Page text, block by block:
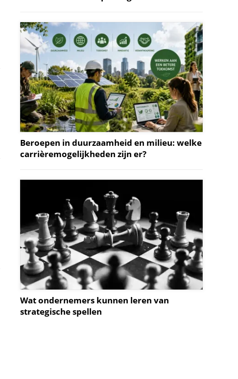
Beroepen in duurzaamheid en milieu: welke
carrièremogelijkheden zijn er?
Wat ondernemers kunnen leren van
strategische spellen